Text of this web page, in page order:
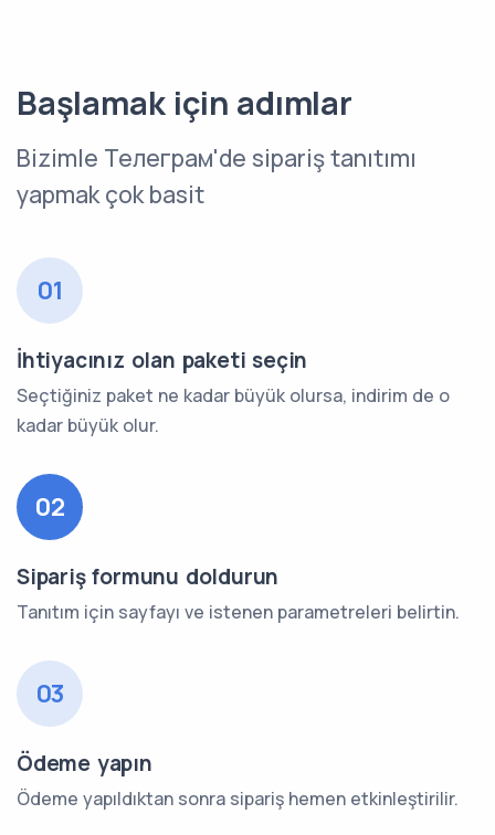
Başlamak için adımlar
Bizimle Телеграм'de sipariş tanıtımı
yapmak çok basit
01
İhtiyacınız olan paketi seçin
Seçtiğiniz paket ne kadar büyük olursa, indirim de o
kadar büyük olur.
02
Sipariş formunu doldurun
Tanıtım için sayfayı ve istenen parametreleri belirtin.
03
Ödeme yapın
Ödeme yapıldıktan sonra sipariş hemen etkinleştirilir.